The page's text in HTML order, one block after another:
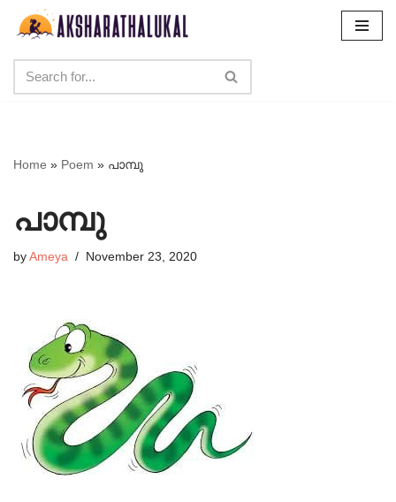
content
Home » Poem » പാമ്പു
പാമ്പു
by Ameya November 23, 2020